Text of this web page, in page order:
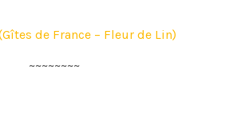
de France – Fleur de Lin)
~~~~~~~~